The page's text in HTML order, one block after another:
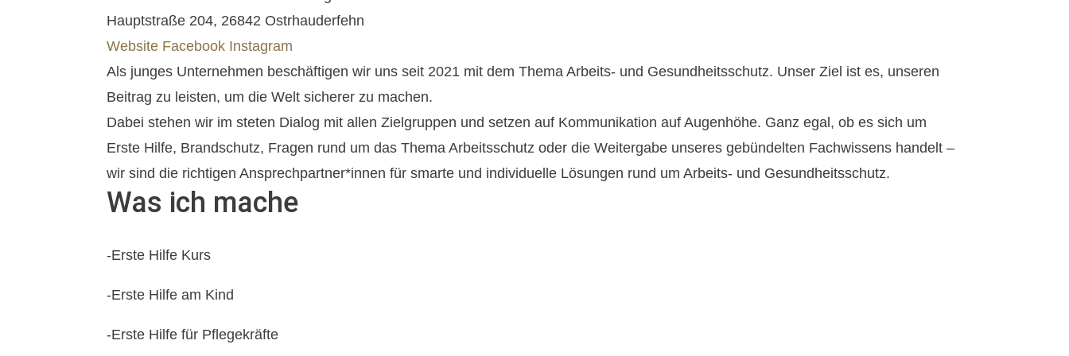
Hauptstraße 204, 26842 Ostrhauderfehn
Website Facebook Instagram
Als junges Unternehmen beschäftigen wir uns seit 2021 mit dem Thema Arbeits- und Gesundheitsschutz. Unser Ziel ist es, unseren
Beitrag zu leisten, um die Welt sicherer zu machen.
Dabei stehen wir im steten Dialog mit allen Zielgruppen und setzen auf Kommunikation auf Augenhöhe. Ganz egal, ob es sich um
Erste Hilfe, Brandschutz, Fragen rund um das Thema Arbeitsschutz oder die Weitergabe unseres gebündelten Fachwissens handelt –
wir sind die richtigen Ansprechpartner*innen für smarte und individuelle Lösungen rund um Arbeits- und Gesundheitsschutz.
Was ich mache
-Erste Hilfe Kurs
-Erste Hilfe am Kind
-Erste Hilfe für Pflegekräfte